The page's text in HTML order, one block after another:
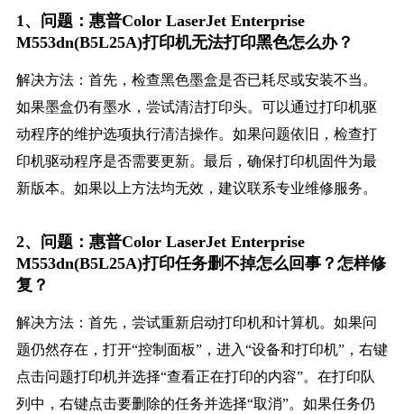
1、问题：惠普Color LaserJet Enterprise
M553dn(B5L25A)打印机无法打印黑色怎么办？
解决方法：首先，检查黑色墨盒是否已耗尽或安装不当。
如果墨盒仍有墨水，尝试清洁打印头。可以通过打印机驱
动程序的维护选项执行清洁操作。如果问题依旧，检查打
印机驱动程序是否需要更新。最后，确保打印机固件为最
新版本。如果以上方法均无效，建议联系专业维修服务。
2、问题：惠普Color LaserJet Enterprise
M553dn(B5L25A)打印任务删不掉怎么回事？怎样修
复？
解决方法：首先，尝试重新启动打印机和计算机。如果问
题仍然存在，打开“控制面板”，进入“设备和打印机”，右键
点击问题打印机并选择“查看正在打印的内容”。在打印队
列中，右键点击要删除的任务并选择“取消”。如果任务仍